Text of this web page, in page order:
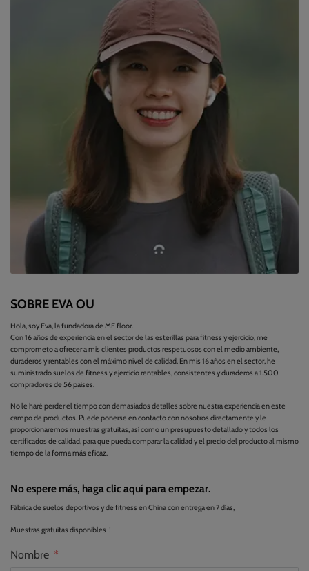
SOBRE EVA OU
Hola, soy Eva, la fundadora de MF floor.
Con 16 años de experiencia en el sector de las esterillas para fitness y ejercicio, me
comprometo a ofrecer a mis clientes productos respetuosos con el medio ambiente,
duraderos y rentables con el máximo nivel de calidad. En mis 16 años en el sector, he
suministrado suelos de fitness y ejercicio rentables, consistentes y duraderos a 1.500
compradores de 56 países.
No le haré perder el tiempo con demasiados detalles sobre nuestra experiencia en este
campo de productos. Puede ponerse en contacto con nosotros directamente y le
proporcionaremos muestras gratuitas, así como un presupuesto detallado y todos los
certificados de calidad, para que pueda comparar la calidad y el precio del producto al mismo
tiempo de la forma más eficaz.
No espere más, haga clic aquí para empezar.
Fábrica de suelos deportivos y de fitness en China con entrega en 7 días,
Muestras gratuitas disponibles！
Nombre